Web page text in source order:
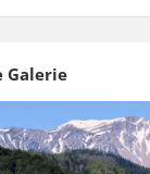
Galerie